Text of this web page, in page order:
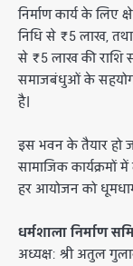
निर्माण कार्य के लिए
निधि से ₹5 लाख, तथा
से ₹5 लाख की राशि
समाजबंधुओं के
है।
इस भवन के तैयार हो
सामाजिक कार्यक्रमों
हर आयोजन को
धर्मशाला निर्माण
अध्यक्ष: श्री अतुल